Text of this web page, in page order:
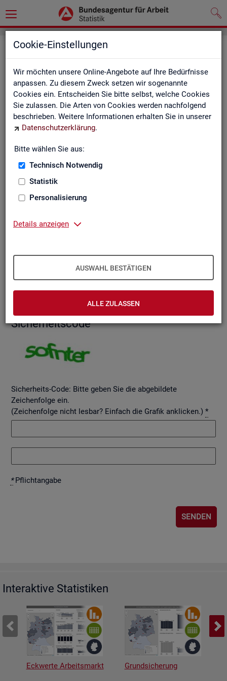
Cookie-Einstellungen
Wir möchten unsere Online-Angebote auf Ihre Bedürfnisse
anpassen. Zu diesem Zweck setzen wir sogenannte
Cookies ein. Entscheiden Sie bitte selbst, welche Cookies
Sie zulassen. Die Arten von Cookies werden nachfolgend
beschrieben. Weitere Informationen erhalten Sie in unserer
Datenschutzerklärung.
Bitte wählen Sie aus:
Technisch Notwendig
Statistik
Personalisierung
Details anzeigen
AUSWAHL BESTÄTIGEN
ALLE ZULASSEN
Seite emp­feh­len
Fel­der mit einem * sind Pflicht­fel­der und müs­sen aus­ge­füllt
wer­den
Ihre An­ga­ben
Empfänger*
Si­cher­heits­code
Sicherheits-Code: Bitte geben Sie die abgebildete
Zeichenfolge ein.
(Zeichenfolge nicht lesbar? Einfach die Grafik anklicken.) *
*Pflicht­an­ga­be
Interaktive Statistiken
Eckwerte Arbeitsmarkt Grundsicherung